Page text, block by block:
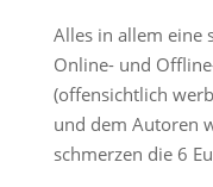
Alles in allem eine
Online- und
(offensichtlich
und dem Autoren
schmerzen die 6